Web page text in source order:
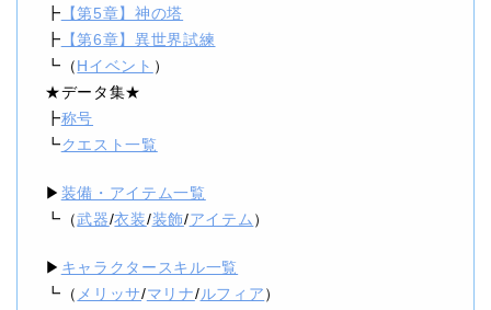
┣ 【第5章】神の塔
┣ 【第6章】異世界試練
┗（ Hイベント ）
‎★データ集★
┣称号
┗クエスト一覧
▶ 装備・アイテム一覧
┗（武器/衣装/装飾/アイテム ）
▶ キャラクタースキル一覧
┗（ メリッサ/マリナ/ ルフィア ）